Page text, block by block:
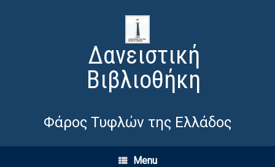
Δανειστική
Βιβλιοθήκη
Φάρος Τυφλών της Ελλάδος
Menu